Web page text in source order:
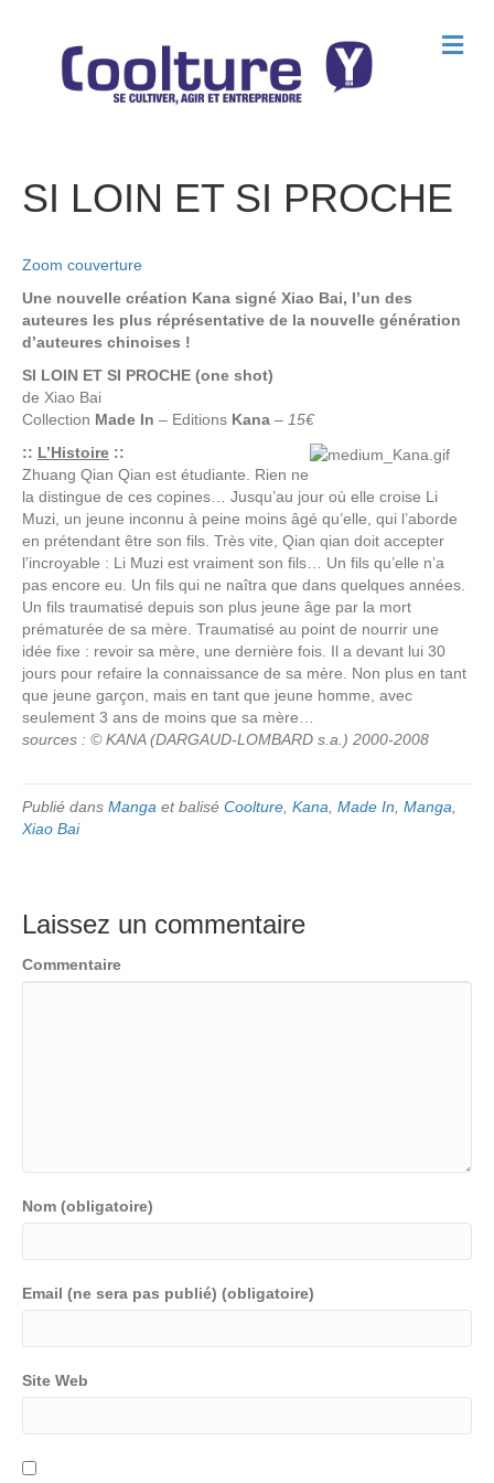
M
e
SI LOIN ET SI PROCHE
Zoom couverture
Une nouvelle création Kana signé Xiao Bai, l’un des
auteures les plus réprésentative de la nouvelle génération
d’auteures chinoises !
SI LOIN ET SI PROCHE (one shot)
de Xiao Bai
Collection Made In – Editions Kana – 15€
:: L’Histoire ::
Zhuang Qian Qian est étudiante. Rien ne
la distingue de ces copines… Jusqu’au jour où elle croise Li
Muzi, un jeune inconnu à peine moins âgé qu’elle, qui l’aborde
en prétendant être son fils. Très vite, Qian qian doit accepter
l’incroyable : Li Muzi est vraiment son fils… Un fils qu’elle n’a
pas encore eu. Un fils qui ne naîtra que dans quelques années.
Un fils traumatisé depuis son plus jeune âge par la mort
prématurée de sa mère. Traumatisé au point de nourrir une
idée fixe : revoir sa mère, une dernière fois. Il a devant lui 30
jours pour refaire la connaissance de sa mère. Non plus en tant
que jeune garçon, mais en tant que jeune homme, avec
seulement 3 ans de moins que sa mère…
sources : © KANA (DARGAUD-LOMBARD s.a.) 2000-2008
Publié dans Manga et balisé Coolture Kana Made In Manga
Xiao Bai
Laissez un commentaire
Commentaire
Nom (obligatoire)
Email (ne sera pas publié) (obligatoire)
Site Web